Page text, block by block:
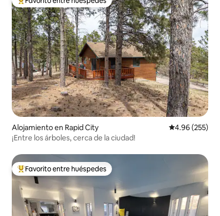
Favorito entre huéspedes preferido
Alojamiento en Rapid City Calificación
4.96 (255)
¡Entre los árboles, cerca de la ciudad!
Favorito entre huéspedes preferido
Favorito entre huéspedes